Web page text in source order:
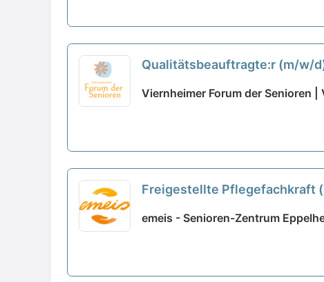
Qualitätsbeauftragte:r (m/w/
Viernheimer Forum der Senioren |
Freigestellte Pflegefachkraft
emeis - Senioren-Zentrum